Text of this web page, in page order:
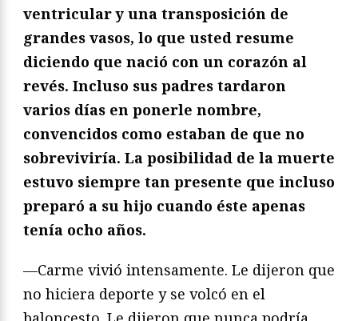
ventricular y una transposición de
grandes vasos, lo que usted resume
diciendo que nació con un corazón al
revés. Incluso sus padres tardaron
varios días en ponerle nombre,
convencidos como estaban de que no
sobreviviría. La posibilidad de la muerte
estuvo siempre tan presente que incluso
preparó a su hijo cuando éste apenas
tenía ocho años.
—Carme vivió intensamente. Le dijeron que
no hiciera deporte y se volcó en el